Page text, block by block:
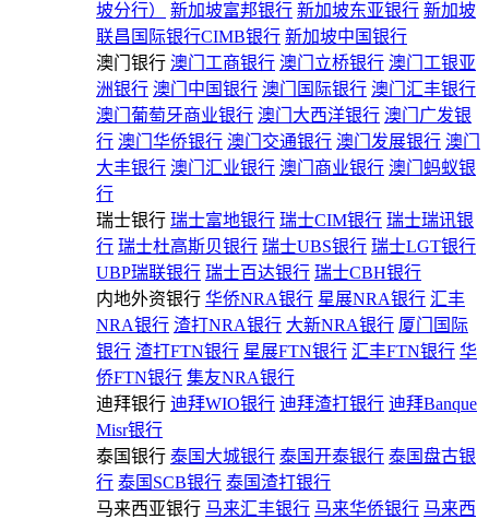
坡分行）
新加坡富邦银行 新加坡东亚银行 新加坡
联昌国际银行CIMB银行 新加坡中国银行
澳门银行 澳门工商银行 澳门立桥银行 澳门工银亚
洲银行 澳门中国银行 澳门国际银行 澳门汇丰银行
澳门葡萄牙商业银行 澳门大西洋银行 澳门广发银
行 澳门华侨银行 澳门交通银行 澳门发展银行 澳门
大丰银行 澳门汇业银行 澳门商业银行 澳门蚂蚁银
行
瑞士银行 瑞士富地银行 瑞士CIM银行 瑞士瑞讯银
行 瑞士杜高斯贝银行 瑞士UBS银行 瑞士LGT银行
UBP瑞联银行 瑞士百达银行 瑞士CBH银行
内地外资银行 华侨NRA银行 星展NRA银行 汇丰
NRA银行 渣打NRA银行 大新NRA银行 厦门国际
银行 渣打FTN银行 星展FTN银行 汇丰FTN银行 华
侨FTN银行 集友NRA银行
迪拜银行 迪拜WIO银行 迪拜渣打银行 迪拜Banque
Misr银行
泰国银行 泰国大城银行 泰国开泰银行 泰国盘古银
行 泰国SCB银行 泰国渣打银行
马来西亚银行 马来汇丰银行 马来华侨银行 马来西